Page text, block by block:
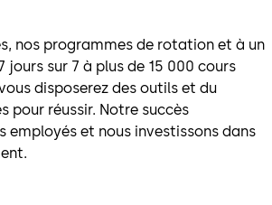
nos programmes de rotation et à un
jours sur 7 à plus de 15 000 cours
disposerez des outils et du
pour réussir. Notre succès
employés et nous investissons dans